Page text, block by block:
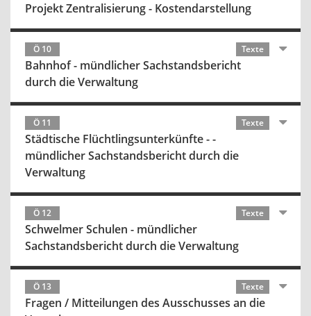
Projekt Zentralisierung - Kostendarstellung
Ö 10 Texte
Bahnhof - mündlicher Sachstandsbericht
durch die Verwaltung
Ö 11 Texte
Städtische Flüchtlingsunterkünfte - -
mündlicher Sachstandsbericht durch die
Verwaltung
Ö 12 Texte
Schwelmer Schulen - mündlicher
Sachstandsbericht durch die Verwaltung
Ö 13 Texte
Fragen / Mitteilungen des Ausschusses an die